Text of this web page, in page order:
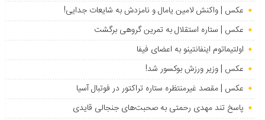
عکس | واکنش لامین یامال و نامزدش به شایعات جدایی!
عکس | ستاره استقلال به تمرین گروهی برگشت
اولتیماتوم اینفانتینو به اعضای فیفا
عکس | وزیر ورزش بوکسور شد!
عکس | مقصد غیرمنتظره ستاره تراکتور در فوتبال آسیا
پاسخ تند مهدی رحمتی به صحبت‌های جنجالی قایدی